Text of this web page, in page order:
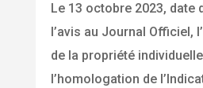
Le 13 octobre 2023, date
l’avis au Journal Officiel,
de la propriété
l’homologation de